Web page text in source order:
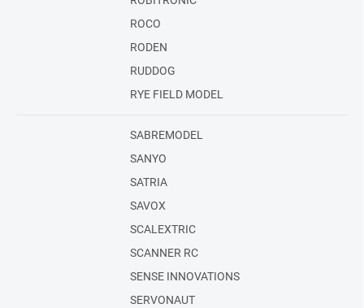
ROCO
RODEN
RUDDOG
RYE FIELD MODEL
SABREMODEL
SANYO
SATRIA
SAVOX
SCALEXTRIC
SCANNER RC
SENSE INNOVATIONS
SERVONAUT